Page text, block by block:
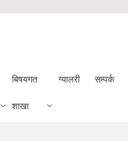
बिषयगत
शाखा
ग्यालरी सम्पर्क